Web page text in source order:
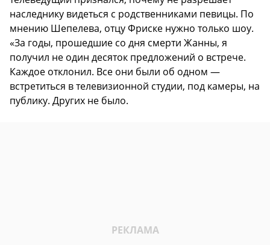
наследнику видеться с родственниками певицы. По
мнению Шепелева, отцу Фриске нужно только шоу.
«За годы, прошедшие со дня смерти Жанны, я
получил не один десяток предложений о встрече.
Каждое отклонил. Все они были об одном —
встретиться в телевизионной студии, под камеры, на
публику. Других не было.